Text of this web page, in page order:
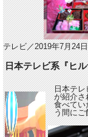
テレビ／2019年7月24
日本テレビ系『ヒ
日本テレ
が紹介さ
食べてい
う間にご